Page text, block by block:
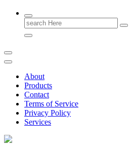
Search
for:
About
Products
Contact
Terms of Service
Privacy Policy
Services